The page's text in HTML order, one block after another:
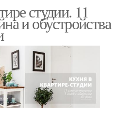
студии. 11
и обустройства